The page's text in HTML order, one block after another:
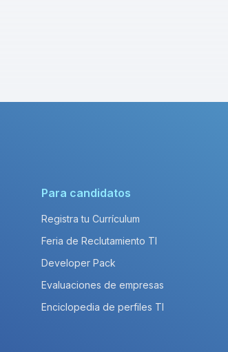
Para candidatos
Registra tu Currículum
Feria de Reclutamiento TI
Developer Pack
Evaluaciones de empresas
Enciclopedia de perfiles TI